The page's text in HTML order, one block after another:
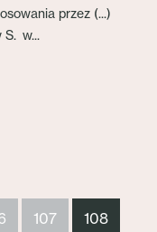
przez (...)
S. w...
107 108